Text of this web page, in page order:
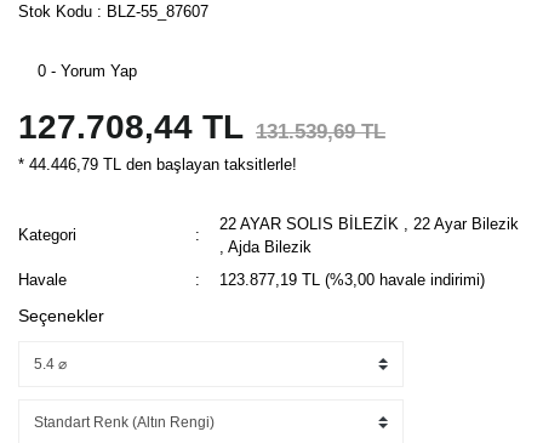
Stok Kodu : BLZ-55_87607
0 - Yorum Yap
127.708,44 TL 131.539,69 TL
* 44.446,79 TL den başlayan taksitlerle!
Kategori
22 AYAR SOLIS BİLEZİK
22 Ayar Bilezik
,Ajda Bilezik
Havale
123.877,19 TL (%3,00 havale indirimi)
Seçenekler